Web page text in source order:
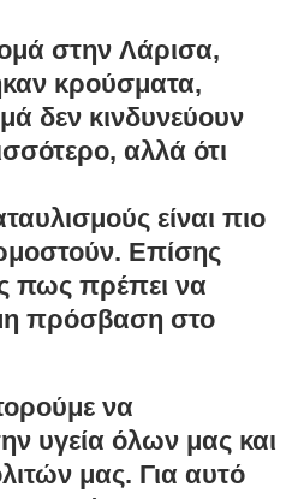
στην Λάρισα,
κρούσματα,
δεν κινδυνεύουν
, αλλά ότι
είναι πιο
Επίσης
πως πρέπει να
πρόσβαση στο
να
υγεία όλων μας και
μας. Για αυτό